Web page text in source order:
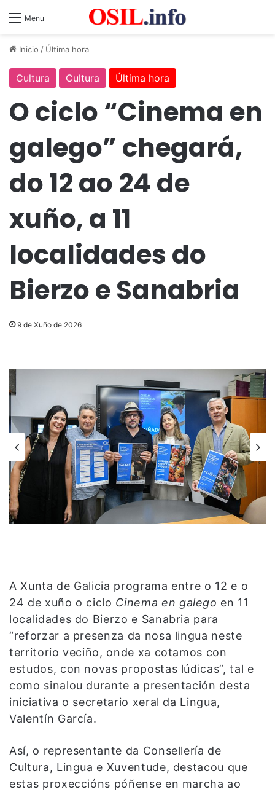
Menu
Inicio / Última hora
Cultura Cultura Última hora
O ciclo “Cinema en
galego” chegará,
do 12 ao 24 de
xuño, a 11
localidades do
Bierzo e Sanabria
9 de Xuño de 2026
A Xunta de Galicia programa entre o 12 e o
24 de xuño o ciclo Cinema en galego en 11
localidades do Bierzo e Sanabria para
“reforzar a presenza da nosa lingua neste
territorio veciño, onde xa cotamos con
estudos, con novas propostas lúdicas”, tal e
como sinalou durante a presentación desta
iniciativa o secretario xeral da Lingua,
Valentín García.
Así, o representante da Consellería de
Cultura, Lingua e Xuventude, destacou que
estas proxeccións póñense en marcha ao